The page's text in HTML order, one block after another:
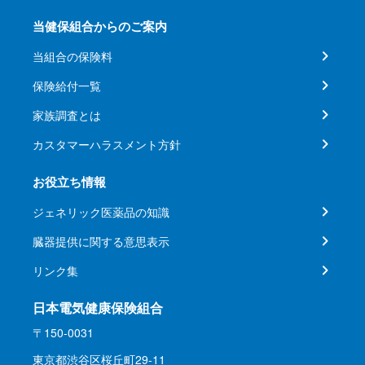
当健保組合からのご案内
当組合の保険料
保険給付一覧
家族調査とは
カスタマーハラスメント方針
お役立ち情報
ジェネリック医薬品の知識
臓器提供に関する意思表示
リンク集
日本電気健康保険組合
〒150-0031
東京都渋谷区桜丘町29-11